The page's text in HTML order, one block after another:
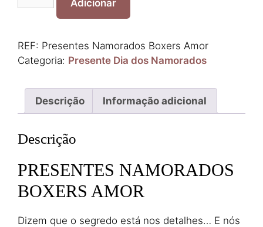
Presentes
Boxers
Amor
Adicionar
REF: Presentes Namorados Boxers Amor
Categoria: Presente Dia dos Namorados
Descrição Informação adicional
Descrição
PRESENTES NAMORADOS
BOXERS AMOR
Dizem que o segredo está nos detalhes… E nós